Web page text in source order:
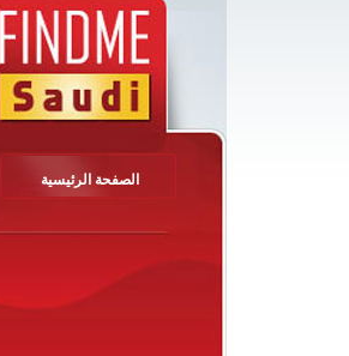
الصفحة الرئيسية